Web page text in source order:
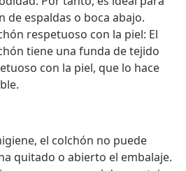
de espaldas o boca abajo.
respetuoso con la piel: El
tiene una funda de tejido
con la piel, que lo hace
el colchón no puede
quitado o abierto el embalaje.